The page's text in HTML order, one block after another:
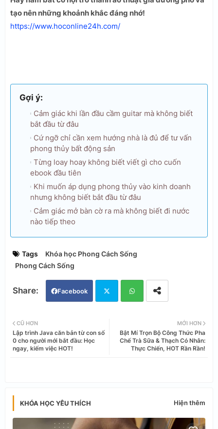
tạo nên những khoảnh khắc đáng nhớ!
https://www.hoconline24h.com/
Gợi ý:
Cảm giác khi lần đầu cầm guitar mà không biết
bắt đầu từ đâu
Cứ ngỡ chỉ cần xem hướng nhà là đủ để tư vấn
phong thủy bất động sản
Từng loay hoay không biết viết gì cho cuốn
ebook đầu tiên
Khi muốn áp dụng phong thủy vào kinh doanh
nhưng không biết bắt đầu từ đâu
Cảm giác mở bàn cờ ra mà không biết đi nước
nào tiếp theo
Tags
Khóa học Phong Cách Sống
Phong Cách Sống
Facebook
tter ats
MỚI HƠN
Bật Mí Trọn Bộ Công Thức Pha
Chế Trà Sữa & Thạch Có Nhân:
Thực Chiến, HOT Rần Rần!
CŨ HƠN
Lập trình Java căn bản từ con số
0 cho người mới bắt đầu: Học
ngay, kiếm việc HOT!
KHÓA HỌC YÊU THÍCH Hiện thêm